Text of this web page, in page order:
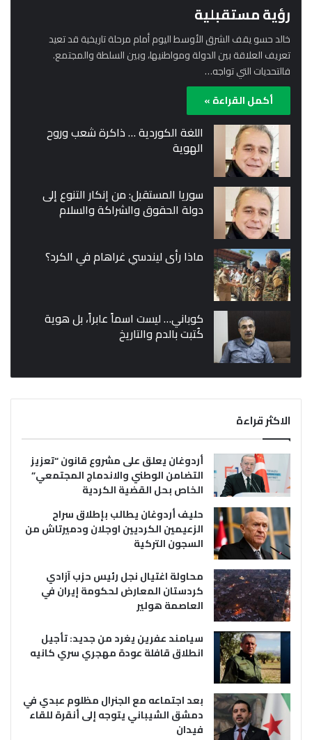
رؤية مستقبلية
خالد حسو يقف الشرق الأوسط اليوم أمام مرحلة تاريخية قد تعيد
تعريف العلاقة بين الدولة ومواطنيها، وبين السلطة والمجتمع.
فالتحديات التي تواجه…
أكمل القراءة »
اللغة الكوردية … ذاكرة شعب وروح
الهوية
سوريا المستقبل: من إنكار التنوع إلى
دولة الحقوق والشراكة والسلام
ماذا رأى ليندسي غراهام في الكرد؟
كوباني… ليست اسماً عابراً، بل هوية
كُتبت بالدم والتاريخ
الاكثر قراءة
أردوغان يعلق على مشروع قانون “تعزيز
التضامن الوطني والاندماج المجتمعي”
الخاص بحل القضية الكردية
حليف أردوغان يطالب بإطلاق سراح
الزعيمين الكرديين اوجلان ودميرتاش من
السجون التركية
محاولة اغتيال نجل رئيس حزب آزادي
كردستان المعارض لحكومة إيران في
العاصمة هولير
سيامند عفرين يغرد من جديد: تأجيل
انطلاق قافلة عودة مهجري سري كانيه
بعد اجتماعه مع الجنرال مظلوم عبدي في
دمشق الشيباني يتوجه إلى أنقرة للقاء
فيدان